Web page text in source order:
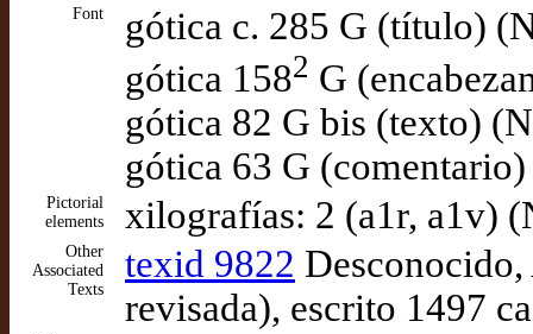
Font
gótica c. 285 G (título)
gótica 1582 G
gótica 82 G bis (texto)
gótica 63 G
Pictorial
elements
xilografías: 2 (a1r, a1v)
Other
Associated
Texts
texid 9822
revisada), escrito 1497